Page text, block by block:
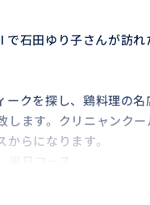
石田ゆり子さんが訪れ
ークを探し、鶏料理の
します。クリニャンク
らになります。